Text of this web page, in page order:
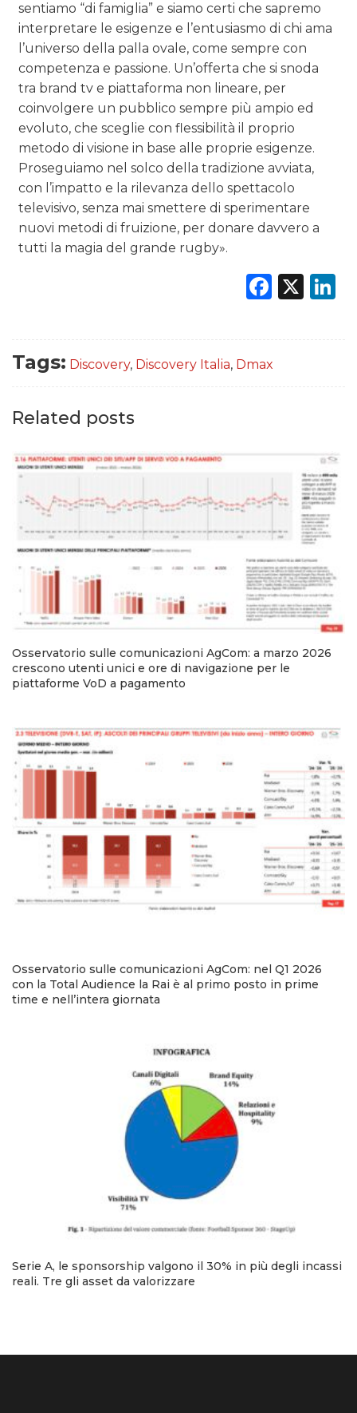
sentiamo “di famiglia” e siamo certi che sapremo
interpretare le esigenze e l’entusiasmo di chi ama
l’universo della palla ovale, come sempre con
competenza e passione. Un’offerta che si snoda
tra brand tv e piattaforma non lineare, per
coinvolgere un pubblico sempre più ampio ed
evoluto, che sceglie con flessibilità il proprio
metodo di visione in base alle proprie esigenze.
Proseguiamo nel solco della tradizione avviata,
con l’impatto e la rilevanza dello spettacolo
televisivo, senza mai smettere di sperimentare
nuovi metodi di fruizione, per donare davvero a
tutti la magia del grande rugby».
X
Tags: Discovery, Discovery Italia, Dmax
Related posts
Osservatorio sulle comunicazioni AgCom: a marzo 2026
crescono utenti unici e ore di navigazione per le
piattaforme VoD a pagamento
Osservatorio sulle comunicazioni AgCom: nel Q1 2026
con la Total Audience la Rai è al primo posto in prime
time e nell’intera giornata
Serie A, le sponsorship valgono il 30% in più degli incassi
reali. Tre gli asset da valorizzare